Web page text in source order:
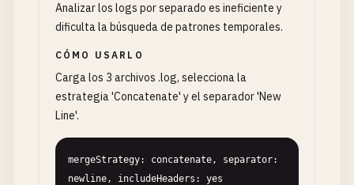
Analizar los logs por separado es ineficiente y
dificulta la búsqueda de patrones temporales.
CÓMO USARLO
Carga los 3 archivos .log, selecciona la
estrategia 'Concatenate' y el separador 'New
Line'.
mergeStrategy: concatenate, separator:
newline, includeHeaders: yes